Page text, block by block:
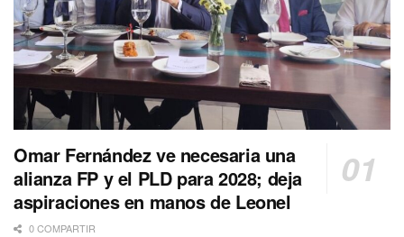
Omar Fernández ve necesaria una
alianza FP y el PLD para 2028; deja
aspiraciones en manos de Leonel
0 COMPARTIR